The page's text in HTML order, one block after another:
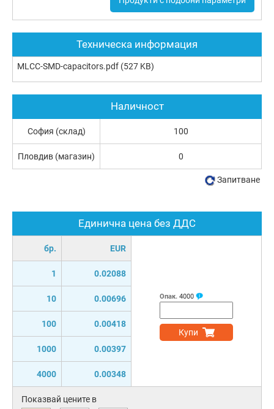
Техническа информация
MLCC-SMD-capacitors.pdf (527 KB)
Единична цена без ДДС
бр. EUR
1 0.02088
10 0.00696
100 0.00418
1000 0.00397
4000 0.00348
Опак. 4000
Купи
Показвай цените в
Наличност
София (склад) 100
Пловдив (магазин) 0
Запитване